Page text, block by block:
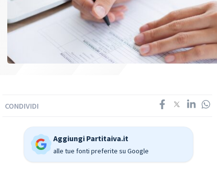
CONDIVIDI
Aggiungi Partitaiva.it
alle tue fonti preferite su Google